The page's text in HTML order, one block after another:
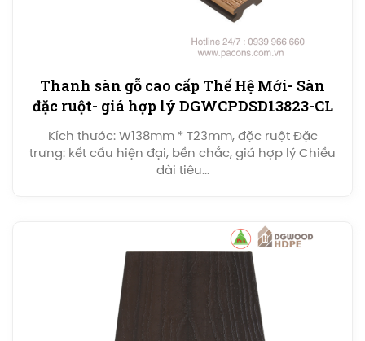
Thanh sàn gỗ cao cấp Thế Hệ Mới- Sàn
đặc ruột- giá hợp lý DGWCPDSD13823-CL
Kích thước: W138mm * T23mm, đặc ruột Đặc
trưng: kết cấu hiện đại, bền chắc, giá hợp lý Chiều
dài tiêu...